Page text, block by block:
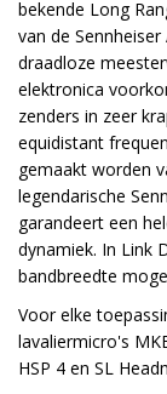
bekende Long
van de
draadloze
elektronica
zenders in zeer
equidistant
gemaakt worden
legendarische
garandeert een
dynamiek. In Link
bandbreedte
Voor elke
lavaliermicro's
HSP 4 en SL